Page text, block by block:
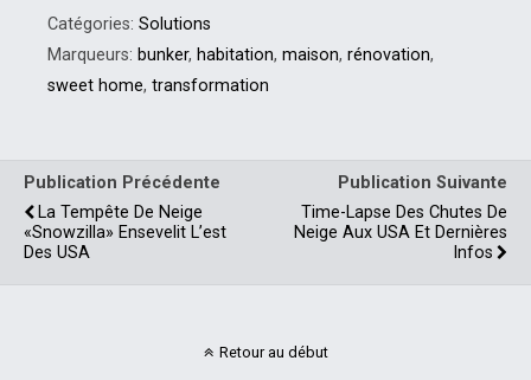
Catégories: Solutions
Marqueurs: bunker, habitation, maison, rénovation,
sweet home, transformation
Publication Précédente
La Tempête De Neige
«Snowzilla» Ensevelit L’est
Des USA
Publication Suivante
Time-Lapse Des Chutes De
Neige Aux USA Et Dernières
Infos
Retour au début